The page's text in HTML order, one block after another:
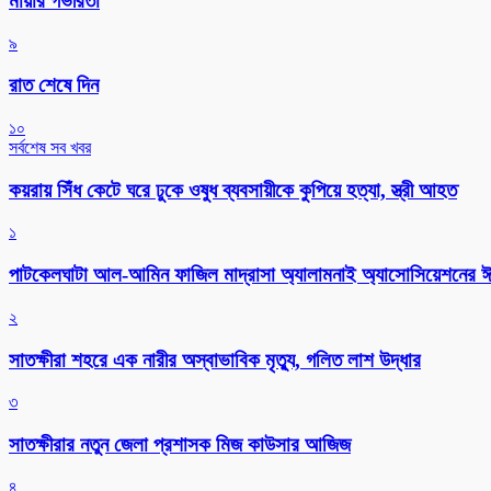
৯
রাত শেষে দিন
১০
সর্বশেষ সব খবর
কয়রায় সিঁধ কেটে ঘরে ঢুকে ওষুধ ব্যবসায়ীকে কুপিয়ে হত্যা, স্ত্রী আহত
১
পাটকেলঘাটা আল-আমিন ফাজিল মাদ্রাসা অ্যালামনাই অ্যাসোসিয়েশনের
২
সাতক্ষীরা শহরে এক নারীর অস্বাভাবিক মৃত্যু, গলিত লাশ উদ্ধার
৩
সাতক্ষীরার নতুন জেলা প্রশাসক মিজ কাউসার আজিজ
৪